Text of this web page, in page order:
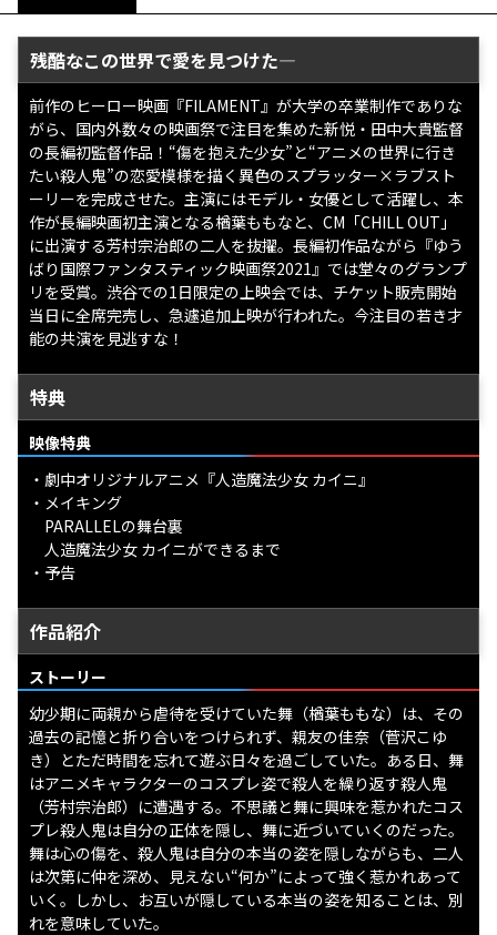
残酷なこの世界で愛を見つけた―
前作のヒーロー映画『FILAMENT』が大学の卒業制作でありな
がら、国内外数々の映画祭で注目を集めた新悦・田中大貴監督
の長編初監督作品！“傷を抱えた少女”と“アニメの世界に行き
たい殺人鬼”の恋愛模様を描く異色のスプラッター×ラブスト
ーリーを完成させた。主演にはモデル・女優として活躍し、本
作が長編映画初主演となる楢葉ももなと、CM「CHILL OUT」
に出演する芳村宗治郎の二人を抜擢。長編初作品ながら『ゆう
ばり国際ファンタスティック映画祭2021』では堂々のグランプ
リを受賞。渋谷での1日限定の上映会では、チケット販売開始
当日に全席完売し、急遽追加上映が行われた。今注目の若き才
能の共演を見逃すな！
特典
映像特典
・劇中オリジナルアニメ『人造魔法少女 カイニ』
・メイキング
PARALLELの舞台裏
人造魔法少女 カイニができるまで
・予告
作品紹介
ストーリー
幼少期に両親から虐待を受けていた舞（楢葉ももな）は、その
過去の記憶と折り合いをつけられず、親友の佳奈（菅沢こゆ
き）とただ時間を忘れて遊ぶ日々を過ごしていた。ある日、舞
はアニメキャラクターのコスプレ姿で殺人を繰り返す殺人鬼
（芳村宗治郎）に遭遇する。不思議と舞に興味を惹かれたコス
プレ殺人鬼は自分の正体を隠し、舞に近づいていくのだった。
舞は心の傷を、殺人鬼は自分の本当の姿を隠しながらも、二人
は次第に仲を深め、見えない“何か”によって強く惹かれあって
いく。しかし、お互いが隠している本当の姿を知ることは、別
れを意味していた。